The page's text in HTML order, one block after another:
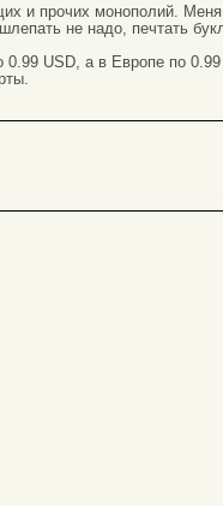
и прочих монополий.
не надо, печтать
USD, а в Европе по